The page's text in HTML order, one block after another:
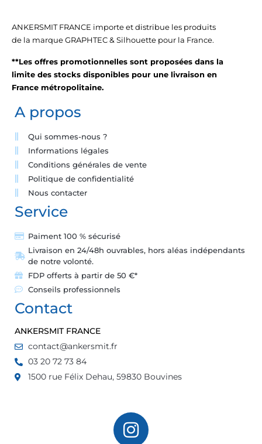
ANKERSMIT FRANCE importe et distribue les produits
de la marque GRAPHTEC & Silhouette pour la France.
**Les offres promotionnelles sont proposées dans la
limite des stocks disponibles pour une livraison en
France métropolitaine.
A propos
Qui sommes-nous ?
Informations légales
Conditions générales de vente
Politique de confidentialité
Nous contacter
Service
Paiment 100 % sécurisé
Livraison en 24/48h ouvrables, hors aléas indépendants
de notre volonté.
FDP offerts à partir de 50 €*
Conseils professionnels
Contact
ANKERSMIT FRANCE
contact@ankersmit.fr
03 20 72 73 84
1500 rue Félix Dehau, 59830 Bouvines